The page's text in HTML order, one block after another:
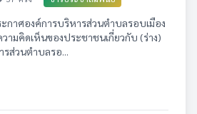
กาศองค์การบริหารส่วนตำบลรอบเมือง
ามคิดเห็นของประชาชนเกี่ยวกับ (ร่าง)
ส่วนตำบลรอ...